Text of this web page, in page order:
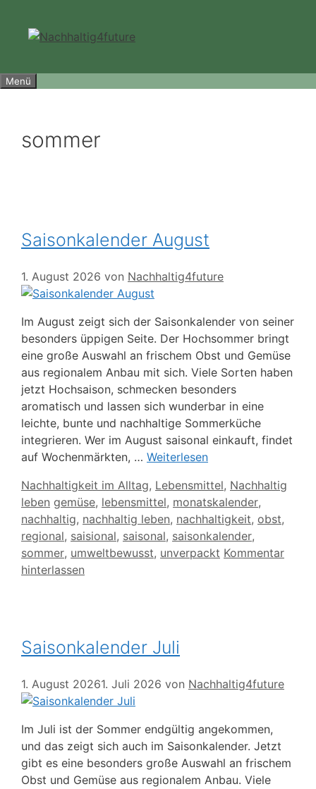
springen
Menü
sommer
Saisonkalender August
1. August 2026 von Nachhaltig4future
Im August zeigt sich der Saisonkalender von seiner
besonders üppigen Seite. Der Hochsommer bringt
eine große Auswahl an frischem Obst und Gemüse
aus regionalem Anbau mit sich. Viele Sorten haben
jetzt Hochsaison, schmecken besonders
aromatisch und lassen sich wunderbar in eine
leichte, bunte und nachhaltige Sommerküche
integrieren. Wer im August saisonal einkauft, findet
auf Wochenmärkten, … Weiterlesen
Kategorien
Nachhaltigkeit im Alltag, Lebensmittel, Nachhaltig
leben Schlagwörter
gemüse, lebensmittel, monatskalender,
nachhaltig, nachhaltig leben, nachhaltigkeit, obst,
regional, saisional, saisonal, saisonkalender,
sommer, umweltbewusst, unverpackt Kommentar
hinterlassen
Saisonkalender Juli
1. August 20261. Juli 2026 von Nachhaltig4future
Im Juli ist der Sommer endgültig angekommen,
und das zeigt sich auch im Saisonkalender. Jetzt
gibt es eine besonders große Auswahl an frischem
Obst und Gemüse aus regionalem Anbau. Viele